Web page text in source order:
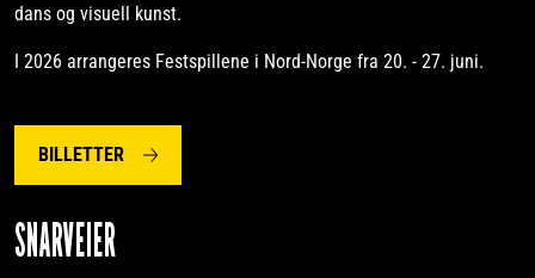
dans og visuell kunst.
I 2026 arrangeres Festspillene i Nord-Norge fra 20. - 27. juni.
BILLETTER
SNARVEIER